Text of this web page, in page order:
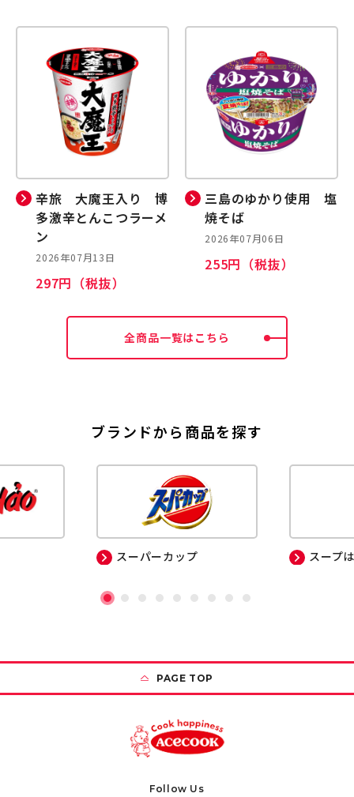
辛旅 大魔王入り 博
多激辛とんこつラーメ
ン
2026年07月13日
297円（税抜）
三島のゆかり使用 塩
焼そば
2026年07月06日
255円（税抜）
全商品一覧はこちら
ブランドから商品を探す
スーパーカップ スープ
PAGE TOP
Follow Us